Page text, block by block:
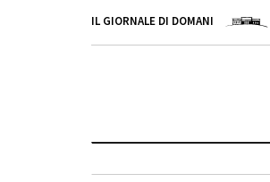
IL GIORNALE DI DOMANI